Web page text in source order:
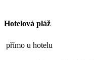
Hotelová pláž
přímo u hotelu